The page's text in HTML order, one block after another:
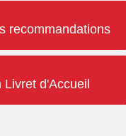
recommandations
Livret d'Accueil